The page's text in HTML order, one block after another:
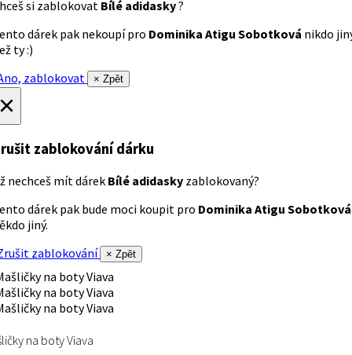
si zablokovat Bílé adidasky?
dárek pak nekoupí pro Dominika Atigu Sobotková nikdo
ty :)
zablokovat
× Zpět
zablokování dárku
nechceš mít dárek Bílé adidasky zablokovaný?
dárek pak bude moci koupit pro Dominika Atigu Sobotková
jiný.
zablokování
× Zpět
na boty Viava